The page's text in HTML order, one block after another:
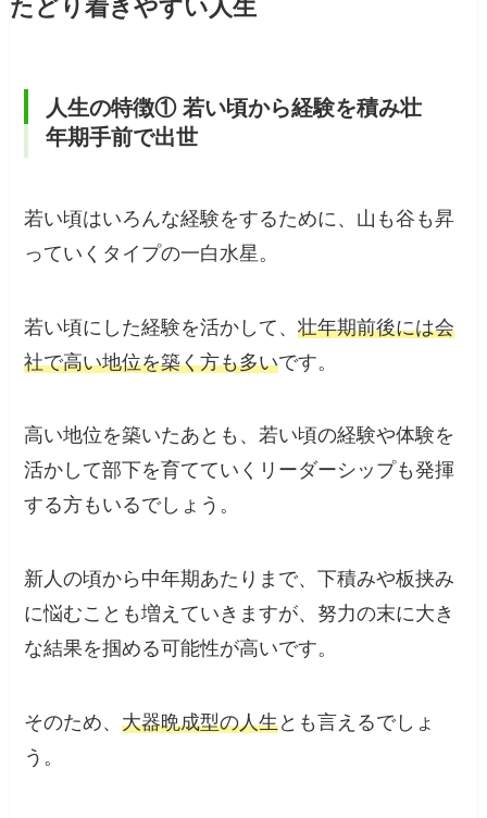
たどり着きやすい人生
人生の特徴① 若い頃から経験を積み壮
年期手前で出世
若い頃はいろんな経験をするために、山も谷も昇
っていくタイプの一白水星。
若い頃にした経験を活かして、壮年期前後には会
社で高い地位を築く方も多いです。
高い地位を築いたあとも、若い頃の経験や体験を
活かして部下を育てていくリーダーシップも発揮
する方もいるでしょう。
新人の頃から中年期あたりまで、下積みや板挟み
に悩むことも増えていきますが、努力の末に大き
な結果を掴める可能性が高いです。
そのため、大器晩成型の人生とも言えるでしょ
う。